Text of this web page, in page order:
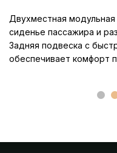
СИДЕНЬЕ
Двухместная
сиденье пассажира и
Задняя подвеска с
обеспечивает комфорт